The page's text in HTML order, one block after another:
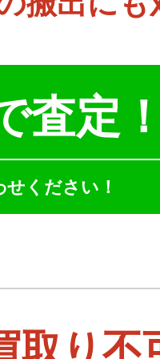
査定！
ください！
取り不